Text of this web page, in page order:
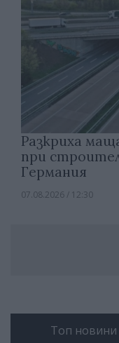
Разкриха
при
Германия
07.08.2026 / 12:30
Топ новини